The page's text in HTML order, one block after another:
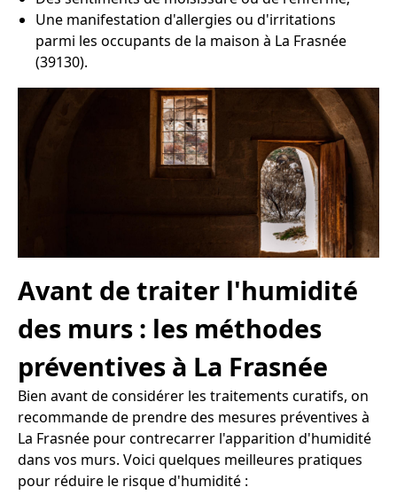
Une manifestation d'allergies ou d'irritations
parmi les occupants de la maison à La Frasnée
(39130).
Avant de traiter l'humidité
des murs : les méthodes
préventives à La Frasnée
Bien avant de considérer les traitements curatifs, on
recommande de prendre des mesures préventives à
La Frasnée pour contrecarrer l'apparition d'humidité
dans vos murs. Voici quelques meilleures pratiques
pour réduire le risque d'humidité :